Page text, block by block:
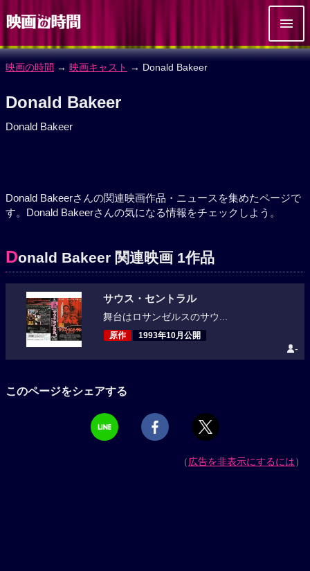
映画の時間 → 映画キャスト → Donald Bakeer
Donald Bakeer
Donald Bakeer
Donald Bakeerさんの関連映画作品・ニュースを集めたページで
す。Donald Bakeerさんの気になる情報をチェックしよう。
Donald Bakeer 関連映画 1作品
サウス・セントラル
舞台はロサンゼルスのサウ...
原作 1993年10月公開
-
このページをシェアする
（広告を非表示にするには）